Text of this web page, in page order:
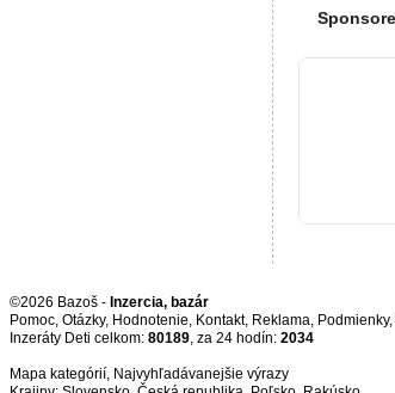
©2026 Bazoš - Inzercia, bazár
Pomoc, Otázky, Hodnotenie, Kontakt, Reklama, Podmienky,
Inzeráty Deti celkom: 80189, za 24 hodín: 2034
Mapa kategórií, Najvyhľadávanejšie výrazy